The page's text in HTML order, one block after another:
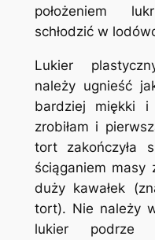
położeniem
schłodzić w
Lukier
należy ugnieść
bardziej miękki
zrobiłam i
tort zakończyła
ściąganiem masy
duży kawałek
tort). Nie należy
lukier podrze